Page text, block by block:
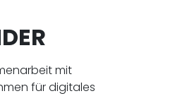
mit
für digitales